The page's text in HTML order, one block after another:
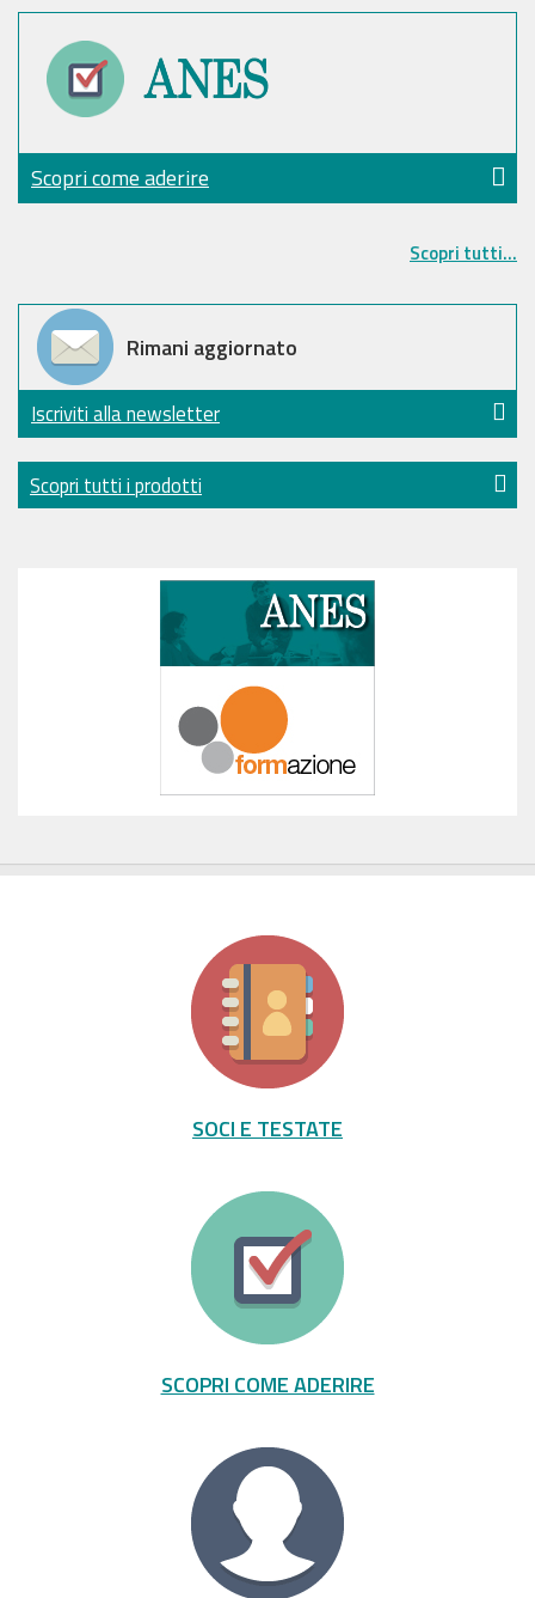
Scopri come aderire
Scopri tutti...
Rimani aggiornato
Iscriviti alla newsletter
Scopri tutti i prodotti
SOCI E TESTATE
SCOPRI COME ADERIRE